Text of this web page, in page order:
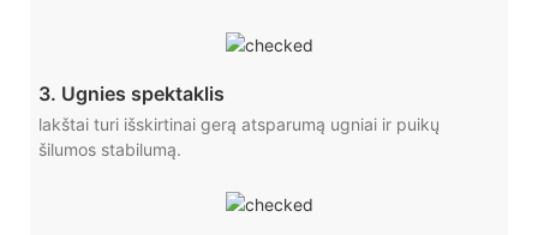
3. Ugnies spektaklis
lakštai turi išskirtinai gerą atsparumą ugniai ir puikų
šilumos stabilumą.